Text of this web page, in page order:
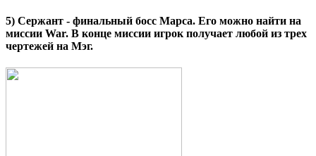
5) Сержант - финальный босс Марса. Его можно найти на
миссии War. В конце миссии игрок получает любой из трех
чертежей на Мэг.